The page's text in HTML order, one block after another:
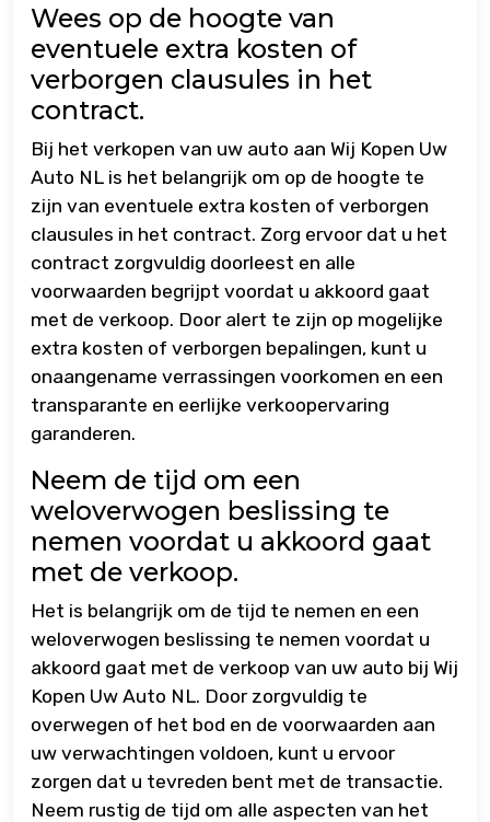
Wees op de hoogte van
eventuele extra kosten of
verborgen clausules in het
contract.
Bij het verkopen van uw auto aan Wij Kopen Uw
Auto NL is het belangrijk om op de hoogte te
zijn van eventuele extra kosten of verborgen
clausules in het contract. Zorg ervoor dat u het
contract zorgvuldig doorleest en alle
voorwaarden begrijpt voordat u akkoord gaat
met de verkoop. Door alert te zijn op mogelijke
extra kosten of verborgen bepalingen, kunt u
onaangename verrassingen voorkomen en een
transparante en eerlijke verkoopervaring
garanderen.
Neem de tijd om een
weloverwogen beslissing te
nemen voordat u akkoord gaat
met de verkoop.
Het is belangrijk om de tijd te nemen en een
weloverwogen beslissing te nemen voordat u
akkoord gaat met de verkoop van uw auto bij Wij
Kopen Uw Auto NL. Door zorgvuldig te
overwegen of het bod en de voorwaarden aan
uw verwachtingen voldoen, kunt u ervoor
zorgen dat u tevreden bent met de transactie.
Neem rustig de tijd om alle aspecten van het